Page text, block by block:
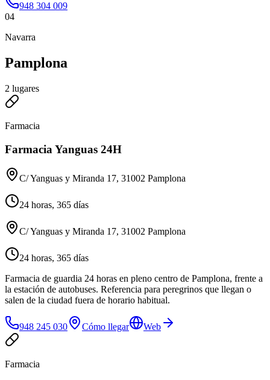
948 304 009
04
Navarra
Pamplona
2 lugares
Farmacia
Farmacia Yanguas 24H
C/ Yanguas y Miranda 17, 31002 Pamplona
24 horas, 365 días
C/ Yanguas y Miranda 17, 31002 Pamplona
24 horas, 365 días
Farmacia de guardia 24 horas en pleno centro de Pamplona, frente a
la estación de autobuses. Referencia para peregrinos que llegan o
salen de la ciudad fuera de horario habitual.
948 245 030 Cómo llegar Web
Farmacia